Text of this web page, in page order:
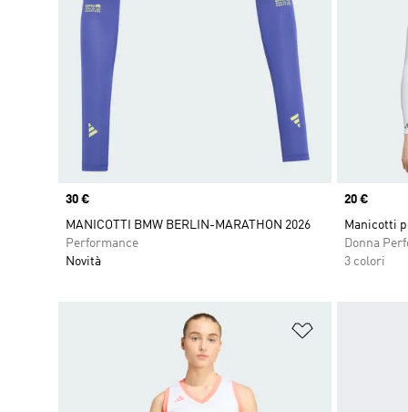
Price
30 €
MANICOTTI BMW BERLIN-MARATHON 2026
Performance
Novità
Price
20 €
Manicotti
Donna
3 colori
Aggiungi alla